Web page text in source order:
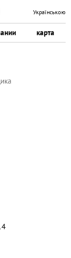
карта
Українською